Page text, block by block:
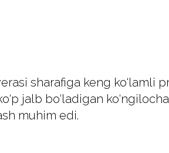
sharafiga keng ko‘lamli
jalb bo‘ladigan
muhim edi.